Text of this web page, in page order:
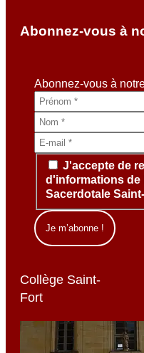
Abonnez-vous à
Abonnez-vous à
J'accepte de
d'informations de
Sacerdotale
Collège Saint-
Fort